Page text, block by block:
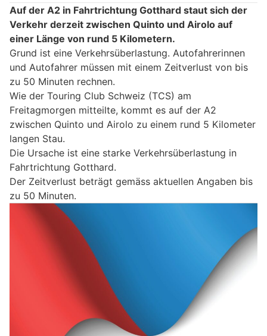
Auf der A2 in Fahrtrichtung Gotthard staut sich der
Verkehr derzeit zwischen Quinto und Airolo auf
einer Länge von rund 5 Kilometern.
Grund ist eine Verkehrsüberlastung. Autofahrerinnen
und Autofahrer müssen mit einem Zeitverlust von bis
zu 50 Minuten rechnen.
Wie der Touring Club Schweiz (TCS) am
Freitagmorgen mitteilte, kommt es auf der A2
zwischen Quinto und Airolo zu einem rund 5 Kilometer
langen Stau.
Die Ursache ist eine starke Verkehrsüberlastung in
Fahrtrichtung Gotthard.
Der Zeitverlust beträgt gemäss aktuellen Angaben bis
zu 50 Minuten.